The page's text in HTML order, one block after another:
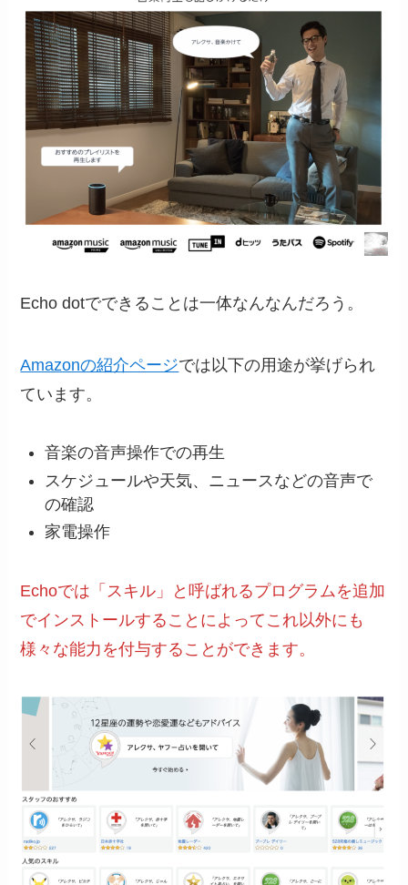
Echo dotでできることは一体なんなんだろう。
Amazonの紹介ページでは以下の用途が挙げられ
ています。
音楽の音声操作での再生
スケジュールや天気、ニュースなどの音声で
の確認
家電操作
Echoでは「スキル」と呼ばれるプログラムを追加
でインストールすることによってこれ以外にも
様々な能力を付与することができます。